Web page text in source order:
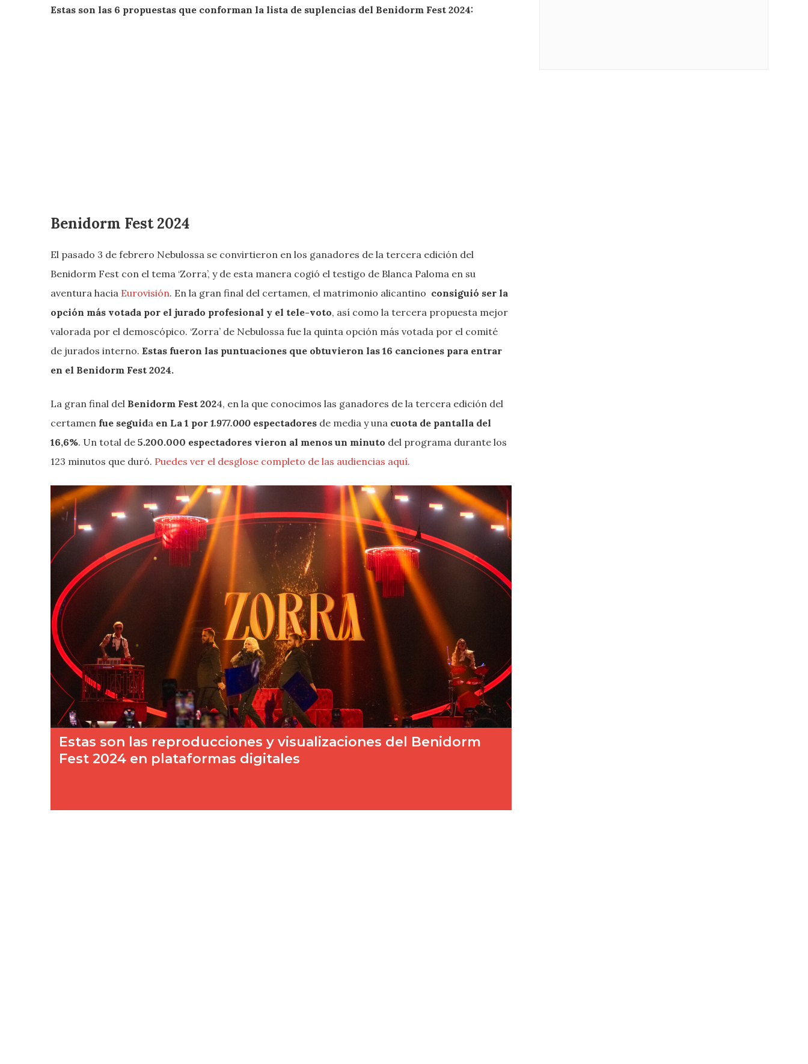
Estas son las 6 propuestas que conforman la lista de suplencias del Benidorm Fest 2024:
Benidorm Fest 2024
El pasado 3 de febrero Nebulossa se convirtieron en los ganadores de la tercera edición del
Benidorm Fest con el tema ‘Zorra’, y de esta manera cogió el testigo de Blanca Paloma en su
aventura hacia Eurovisión. En la gran final del certamen, el matrimonio alicantino consiguió ser la
opción más votada por el jurado profesional y el tele-voto, así como la tercera propuesta mejor
valorada por el demoscópico. ‘Zorra’ de Nebulossa fue la quinta opción más votada por el comité
de jurados interno. Estas fueron las puntuaciones que obtuvieron las 16 canciones para entrar
en el Benidorm Fest 2024.
La gran final del Benidorm Fest 2024, en la que conocimos las ganadores de la tercera edición del
certamen fue seguida en La 1 por 1.977.000 espectadores de media y una cuota de pantalla del
16,6%. Un total de 5.200.000 espectadores vieron al menos un minuto del programa durante los
123 minutos que duró. Puedes ver el desglose completo de las audiencias aquí.